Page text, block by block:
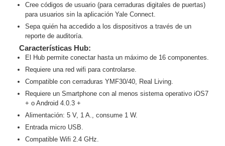
Video
Recorders Ocultas
-
Pinhole
Caja
Térmicas
/ 4G /
Inalámbricas
Cámaras
y DVRs
TurboHD
/ AHD /
Cree códigos de usuario (para cerraduras digitales de puertas)
para usuarios sin la aplicación Yale Connect.
Sepa quién ha accedido a los dispositivos a través de un
reporte de auditoría.
Características Hub:
El Hub permite conectar hasta un máximo de 16 componentes.
Requiere una red wifi para controlarse.
Compatible con cerraduras YMF30/40, Real Living.
Requiere un Smartphone con al menos sistema operativo iOS7
+ o Android 4.0.3 +
Alimentación: 5 V, 1 A., consume 1 W.
Entrada micro USB.
Compatible Wifi 2.4 GHz.